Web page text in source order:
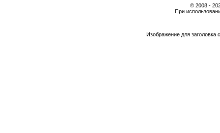
© 2008 -
При
Изображение для